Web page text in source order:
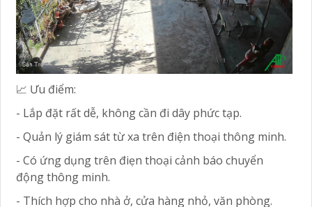
📈 Ưu điểm:
- Lắp đặt rất dễ, không cần đi dây phức tạp.
- Quản lý giám sát từ xa trên điện thoại thông minh.
- Có ứng dụng trên điẹn thoại cảnh báo chuyển
động thông minh.
- Thích hợp cho nhà ở, cửa hàng nhỏ, văn phòng.